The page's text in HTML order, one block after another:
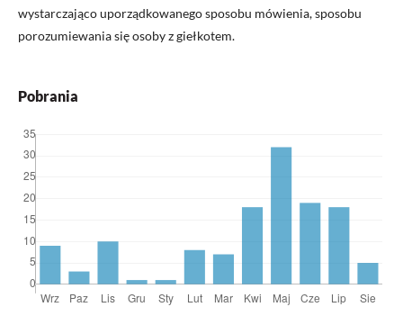
wystarczająco uporządkowanego sposobu mówienia, sposobu
porozumiewania się osoby z giełkotem.
Pobrania